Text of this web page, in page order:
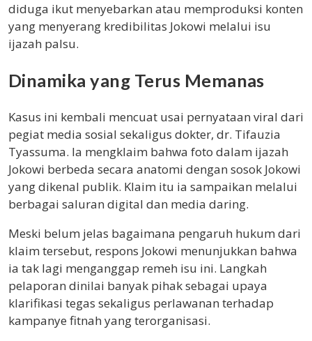
diduga ikut menyebarkan atau memproduksi konten
yang menyerang kredibilitas Jokowi melalui isu
ijazah palsu.
Dinamika yang Terus Memanas
Kasus ini kembali mencuat usai pernyataan viral dari
pegiat media sosial sekaligus dokter, dr. Tifauzia
Tyassuma. Ia mengklaim bahwa foto dalam ijazah
Jokowi berbeda secara anatomi dengan sosok Jokowi
yang dikenal publik. Klaim itu ia sampaikan melalui
berbagai saluran digital dan media daring.
Meski belum jelas bagaimana pengaruh hukum dari
klaim tersebut, respons Jokowi menunjukkan bahwa
ia tak lagi menganggap remeh isu ini. Langkah
pelaporan dinilai banyak pihak sebagai upaya
klarifikasi tegas sekaligus perlawanan terhadap
kampanye fitnah yang terorganisasi.